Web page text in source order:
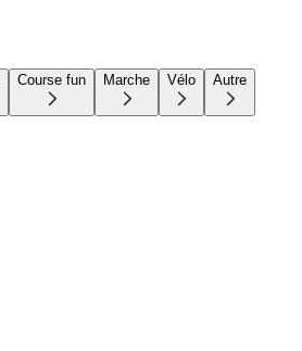
Course fun Marche Vélo Autre